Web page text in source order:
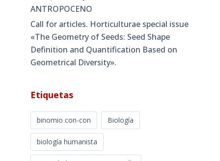
ANTROPOCENO
Call for articles. Horticulturae special issue
«The Geometry of Seeds: Seed Shape
Definition and Quantification Based on
Geometrical Diversity»​.
Etiquetas
binomio con-con Biología
biología humanista